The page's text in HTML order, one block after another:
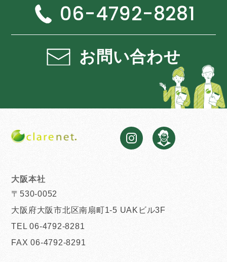
06-4792-8281
お問い合わせ
大阪本社
〒530-0052
大阪府大阪市北区南扇町1-5 UAKビル3F
TEL 06-4792-8281
FAX 06-4792-8291